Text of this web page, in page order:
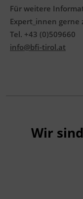
Für weitere
Expert_innen gerne
Tel. +43 (0)509660
info@bfi-tirol.at
Wir